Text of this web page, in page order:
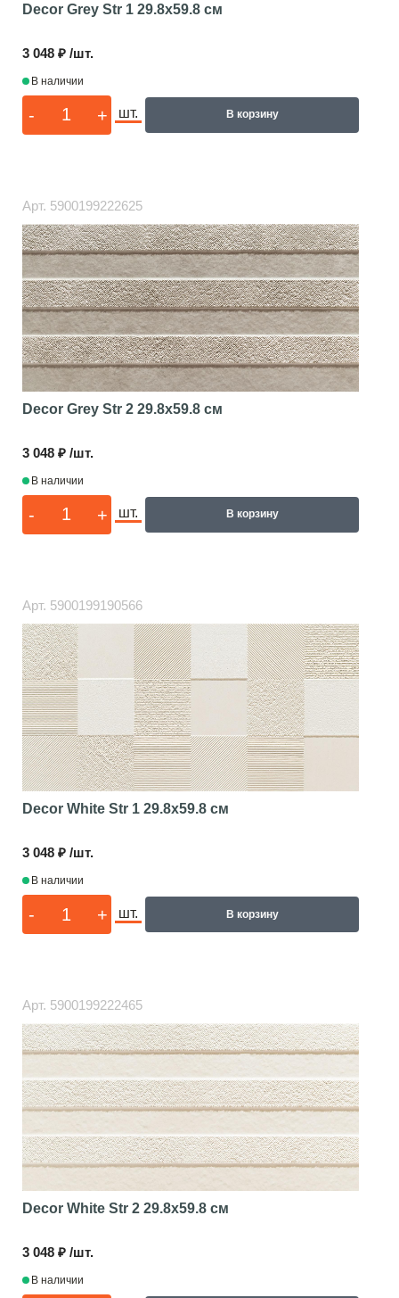
Decor Grey Str 1 29.8x59.8 см
3 048 ₽ /шт.
В наличии
- + шт. В корзину
Арт. 5900199222625
Decor Grey Str 2 29.8x59.8 см
3 048 ₽ /шт.
В наличии
- + шт. В корзину
Арт. 5900199190566
Decor White Str 1 29.8x59.8 см
3 048 ₽ /шт.
В наличии
- + шт. В корзину
Арт. 5900199222465
Decor White Str 2 29.8x59.8 см
3 048 ₽ /шт.
В наличии